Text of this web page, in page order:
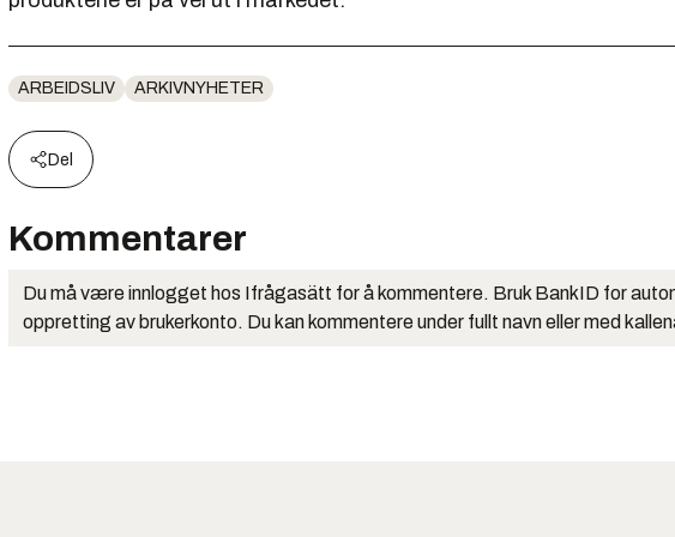
ARBEIDSLIV ARKIVNYHETER
Del
Kommentarer
Du må være innlogget hos Ifrågasätt for å kommentere. Bruk BankID for
oppretting av brukerkonto. Du kan kommentere under fullt navn eller med